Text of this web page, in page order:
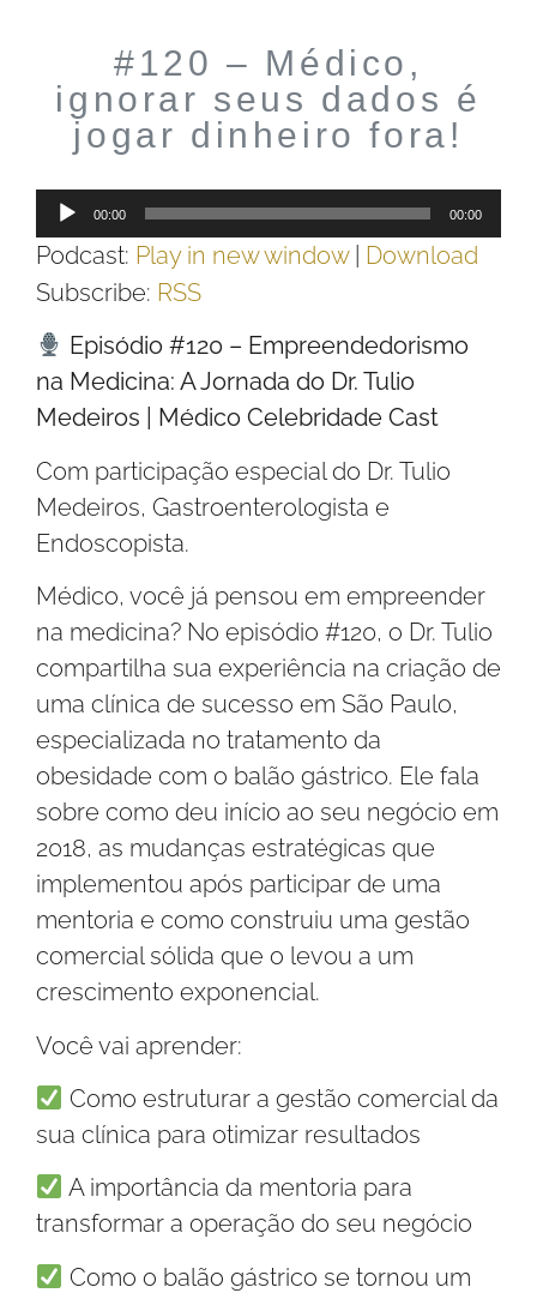
#120 – Médico,
ignorar seus dados é
jogar dinheiro fora!
Tocador
de
áudio
00:00 00:00
Podcast: Play in new window| Download
Subscribe: RSS
Episódio #120 – Empreendedorismo
na Medicina: A Jornada do Dr. Tulio
Medeiros | Médico Celebridade Cast
Com participação especial do Dr. Tulio
Medeiros, Gastroenterologista e
Endoscopista.
Médico, você já pensou em empreender
na medicina? No episódio #120, o Dr. Tulio
compartilha sua experiência na criação de
uma clínica de sucesso em São Paulo,
especializada no tratamento da
obesidade com o balão gástrico. Ele fala
sobre como deu início ao seu negócio em
2018, as mudanças estratégicas que
implementou após participar de uma
mentoria e como construiu uma gestão
comercial sólida que o levou a um
crescimento exponencial.
Você vai aprender:
Como estruturar a gestão comercial da
sua clínica para otimizar resultados
A importância da mentoria para
transformar a operação do seu negócio
Como o balão gástrico se tornou um